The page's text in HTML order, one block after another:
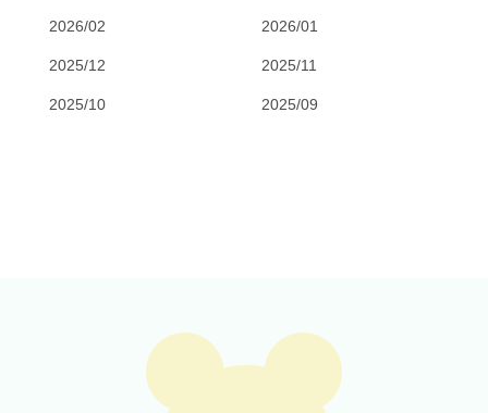
2026/02 2026/01
2025/12 2025/11
2025/10 2025/09